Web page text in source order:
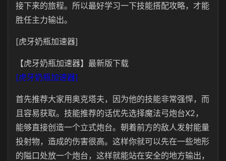
接下来的旅程。所以最好学习一下技能搭配攻略，才能
胜任主力输出。
[虎牙奶瓶加速器]
【虎牙奶瓶加速器】最新版下载
[虎牙奶瓶加速器]
首先推荐大家用奥克塔夫，因为他的技能非常强悍，而
且容易获取。技能推荐的话优先选择魔法弓炮台X2，
能够直接创造一个立式炮台。朝着前方的敌人发射能量
投射物，造成的伤害很高。这样你就可以先在一些地形
的隘口处放一个炮台，这样就能站在安全的地方输出，